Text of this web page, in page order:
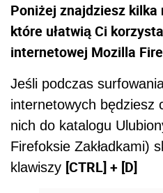
Poniżej znajdziesz
które ułatwią Ci
internetowej Mozilla
Jeśli podczas
internetowych będziesz
nich do katalogu
Firefoksie Zakładkami)
klawiszy [CTRL] + [D]